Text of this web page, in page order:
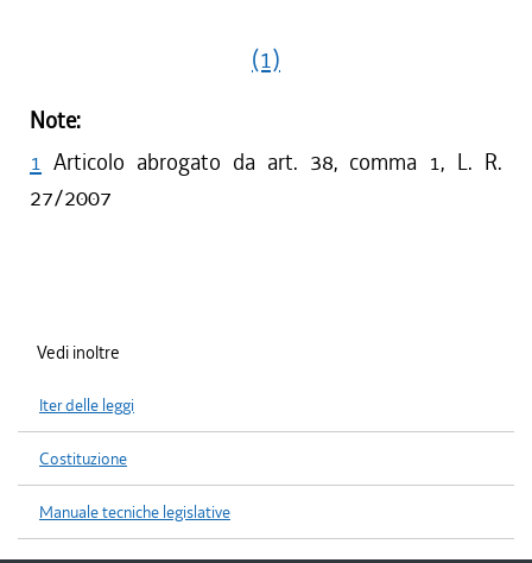
(1)
Note:
1 Articolo abrogato da art. 38, comma 1, L. R.
27/2007
Vedi inoltre
Iter delle leggi
Costituzione
Manuale tecniche legislative